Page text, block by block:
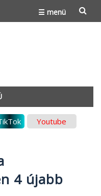
☰ menü
Youtube
4 újabb